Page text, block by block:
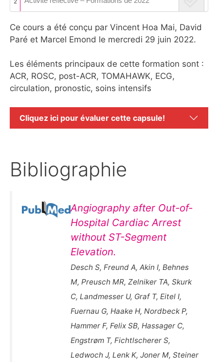
Ce cours a été conçu par Vincent Hoa Mai, David
Paré et Marcel Emond le mercredi 29 juin 2022.
Les éléments principaux de cette formation sont :
ACR, ROSC, post-ACR, TOMAHAWK, ECG,
circulation, pronostic, soins intensifs
Cliquez ici pour évaluer cette capsule!
Bibliographie
Angiography after Out-of-
Hospital Cardiac Arrest
without ST-Segment
Elevation.
Desch S, Freund A, Akin I, Behnes
M, Preusch MR, Zelniker TA, Skurk
C, Landmesser U, Graf T, Eitel I,
Fuernau G, Haake H, Nordbeck P,
Hammer F, Felix SB, Hassager C,
Engstrøm T, Fichtlscherer S,
Ledwoch J, Lenk K, Joner M, Steiner